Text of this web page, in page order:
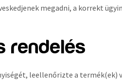
megadni, a korrekt
rendelés
leellenőrizte a termék(ek)